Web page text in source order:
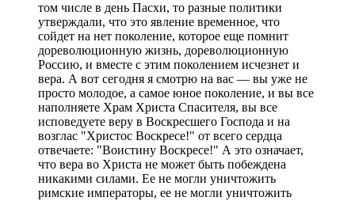
том числе в день Пасхи, то разные политики
утверждали, что это явление временное, что
сойдет на нет поколение, которое еще помнит
дореволюционную жизнь, дореволюционную
Россию, и вместе с этим поколением исчезнет и
вера. А вот сегодня я смотрю на вас — вы уже не
просто молодое, а самое юное поколение, и вы все
наполняете Храм Христа Спасителя, вы все
исповедуете веру в Воскресшего Господа и на
возглас "Христос Воскресе!" от всего сердца
отвечаете: "Воистину Воскресе!" А это означает,
что вера во Христа не может быть побеждена
никакими силами. Ее не могли уничтожить
римские императоры, ее не могли уничтожить